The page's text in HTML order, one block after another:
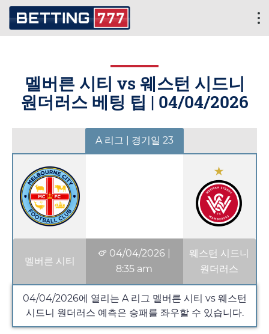
멜버른 시티 vs 웨스턴 시드니
원더러스 베팅 팁 | 04/04/2026
A 리그 | 경기일 23
멜버른 시티
04/04/2026
8:35 am
웨스턴 시드니
원더러스
04/04/2026에 열리는 A 리그 멜버른 시티 vs 웨스턴
시드니 원더러스 예측은 승패를 좌우할 수 있습니다.